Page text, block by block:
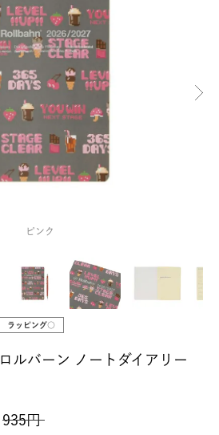
ピンク
ラッピング○
ロルバーン ノートダイアリー
935